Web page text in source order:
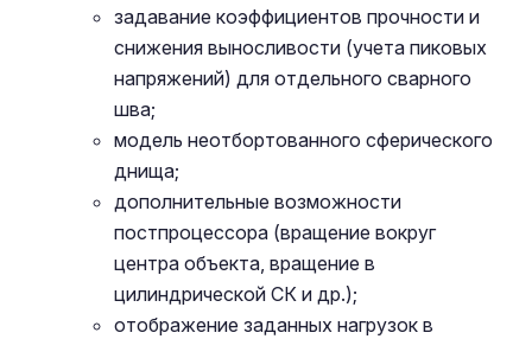
задавание коэффициентов прочности и
снижения выносливости (учета пиковых
напряжений) для отдельного сварного
шва;
модель неотбортованного сферического
днища;
дополнительные возможности
постпроцессора (вращение вокруг
центра объекта, вращение в
цилиндрической СК и др.);
отображение заданных нагрузок в